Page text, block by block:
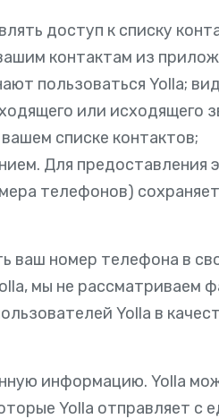
доступ к списку
контактам из
пользоваться Yolla;
или исходящего
списке контактов;
Для предоставления
телефонов)
ваш номер телефона в
мы не рассматриваем
Yolla в
информацию. Yolla
Yolla отправляет с